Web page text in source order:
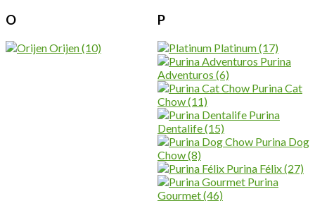
O
Orijen(10)
P
Platinum(17)
Purina
Adventuros (6)
Purina Cat
Chow(11)
Purina
Dentalife(15)
Purina Dog
Chow(8)
Purina Félix(27)
Purina
Gourmet(46)